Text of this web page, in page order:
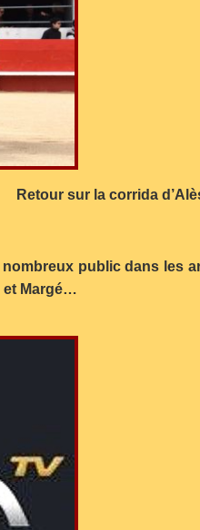
Retour sur la corrida
public dans les
et Margé…